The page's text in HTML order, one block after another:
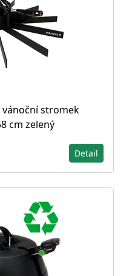
stromek
cm zelený
Detail